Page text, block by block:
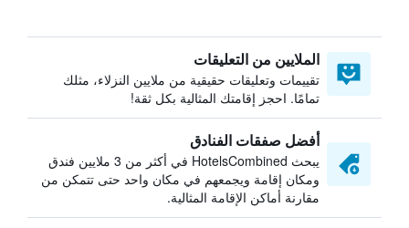
الملايين من التعليقات
تقييمات وتعليقات حقيقية من ملايين النزلاء، مثلك
تمامًا. احجز إقامتك المثالية بكل ثقة!
أفضل صفقات الفنادق
يبحث HotelsCombined في أكثر من 3 ملايين فندق
ومكان إقامة ويجمعهم في مكان واحد حتى تتمكن من
مقارنة أماكن الإقامة المثالية.